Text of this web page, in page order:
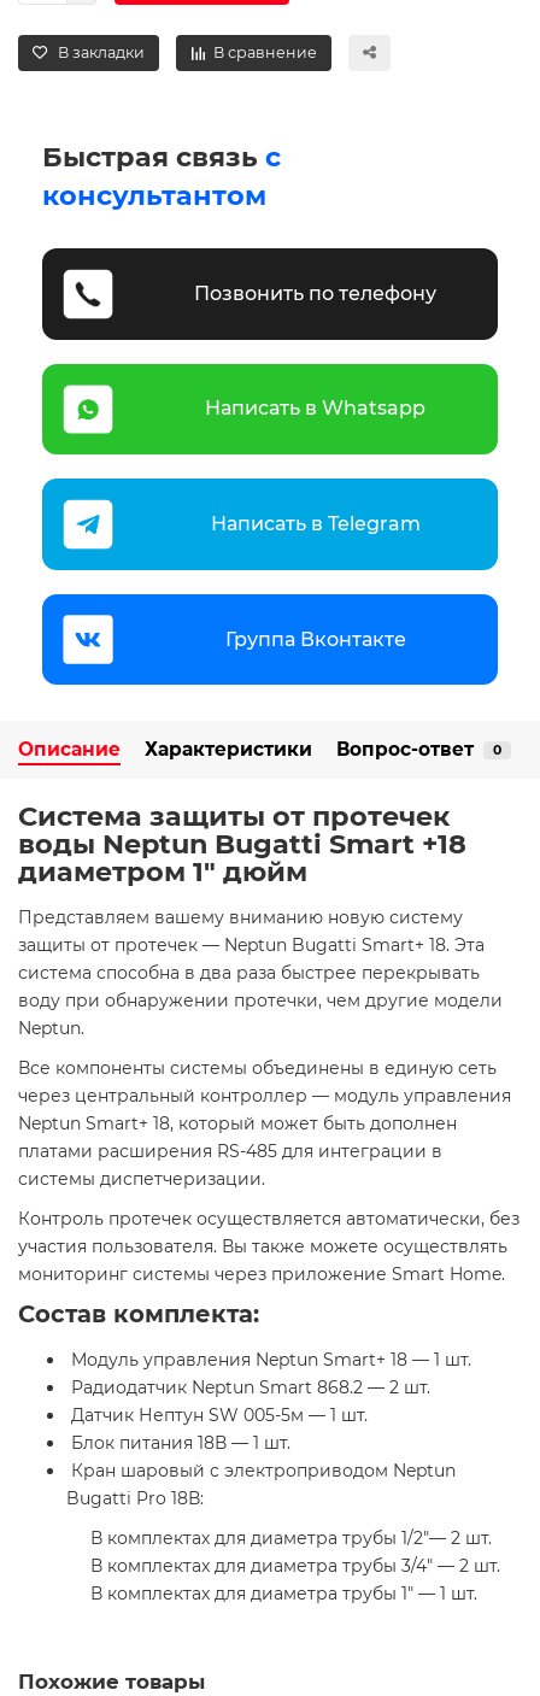
В закладки В сравнение
Быстрая связь с
консультантом
Позвонить по телефону
Написать в Whatsapp
Написать в Telegram
Группа Вконтакте
Описание Характеристики Вопрос-ответ 0
Система защиты от протечек
воды Neptun Bugatti Smart +18
диаметром 1" дюйм
Представляем вашему вниманию новую систему
защиты от протечек — Neptun Bugatti Smart+ 18. Эта
система способна в два раза быстрее перекрывать
воду при обнаружении протечки, чем другие модели
Neptun.
Все компоненты системы объединены в единую сеть
через центральный контроллер — модуль управления
Neptun Smart+ 18, который может быть дополнен
платами расширения RS-485 для интеграции в
системы диспетчеризации.
Контроль протечек осуществляется автоматически, без
участия пользователя. Вы также можете осуществлять
мониторинг системы через приложение Smart Home.
Состав комплекта:
Модуль управления Neptun Smart+ 18 — 1 шт.
Радиодатчик Neptun Smart 868.2 — 2 шт.
Датчик Нептун SW 005-5м — 1 шт.
Блок питания 18В — 1 шт.
Кран шаровый с электроприводом Neptun
Bugatti Pro 18В:
В комплектах для диаметра трубы 1/2"— 2 шт.
В комплектах для диаметра трубы 3/4" — 2 шт.
В комплектах для диаметра трубы 1" — 1 шт.
Похожие товары